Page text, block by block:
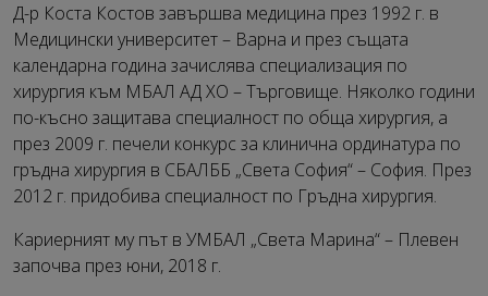
Д-р Коста Костов завършва медицина през 1992 г. в
Медицински университет – Варна и през същата
календарна година зачислява специализация по
хирургия към МБАЛ АД ХО – Търговище. Няколко години
по-късно защитава специалност по обща хирургия, а
през 2009 г. печели конкурс за клинична ординатура по
гръдна хирургия в СБАЛББ „Света София“ – София. През
2012 г. придобива специалност по Гръдна хирургия.
Кариерният му път в УМБАЛ „Света Марина“ – Плевен
започва през юни, 2018 г.